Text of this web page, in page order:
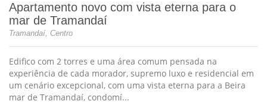
Apartamento novo com vista eterna para o
mar de Tramandaí
Tramandaí, Centro
Edifico com 2 torres e uma área comum pensada na
experiência de cada morador, supremo luxo e residencial em
um cenário excepcional, com uma vista eterna para a Beira
mar de Tramandaí, condomí...